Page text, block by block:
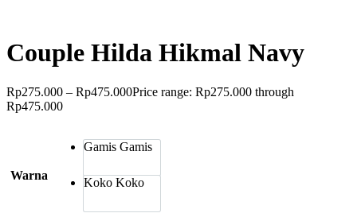
Couple Hilda Hikmal Navy
Rp275.000 – Rp475.000Price range: Rp275.000 through
Rp475.000
Warna
Gamis Gamis
Koko Koko